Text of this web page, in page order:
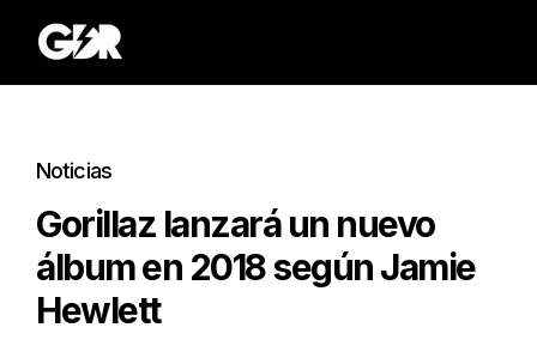
Noticias
Gorillaz lanzará un nuevo
álbum en 2018 según Jamie
Hewlett